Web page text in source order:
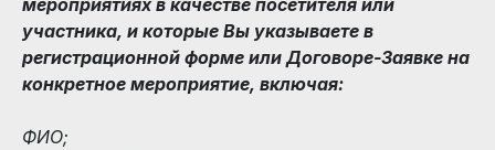
участника, и которые Вы указываете в
регистрационной форме или Договоре-Заявке на
конкретное мероприятие, включая:
ФИО;